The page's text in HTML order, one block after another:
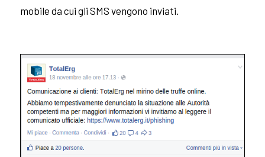
mobile da cui gli SMS vengono inviati.